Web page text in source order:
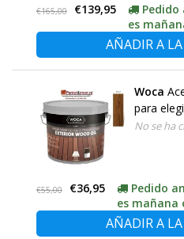
€165,00 €139,95
Pedido
es
AÑADIR A
Woca
para
No se ha
€55,00 €36,95
Pedido
es mañana
AÑADIR A